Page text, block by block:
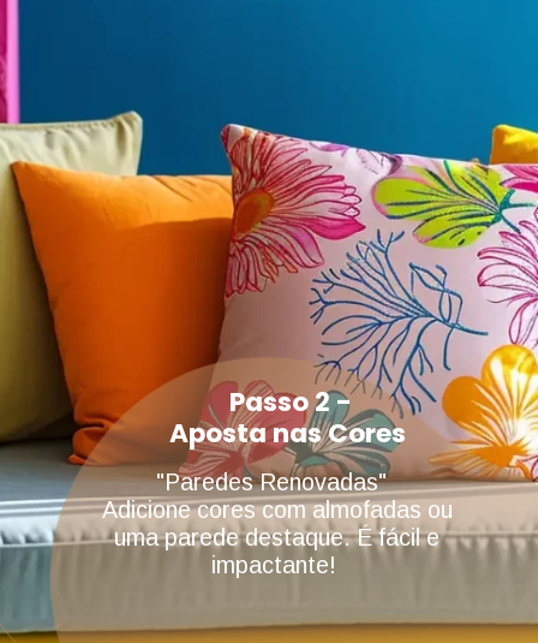
"Paredes Renovadas"
Adicione cores com almofadas ou
uma parede destaque. É fácil e
impactante!
Passo 2 -
Aposta nas Cores